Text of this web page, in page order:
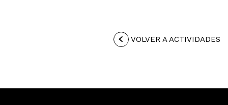
VOLVER A ACTIVIDADES